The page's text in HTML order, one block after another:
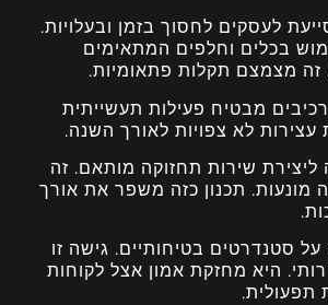
לעסקים לחסוך בזמן ובעלויות.
בכלים וחלפים המתאימים
זה מצמצם תקלות פתאומיות.
רכיבים מבטיח פעילות תעשייתית
לא צפויות לאורך השנה.
ליצירת שירות תחזוקה מותאם. זה
מונעות. תכנון כזה משפר את אורך
סטנדרטים בטיחותיים. גישה זו
היא מחזקת אמון אצל לקוחות
תפעולית.